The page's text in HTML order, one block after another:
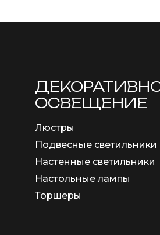
ОСВЕЩЕНИЕ
Люстры
Подвесные светильники
Настенные светильники
Настольные лампы
Торшеры